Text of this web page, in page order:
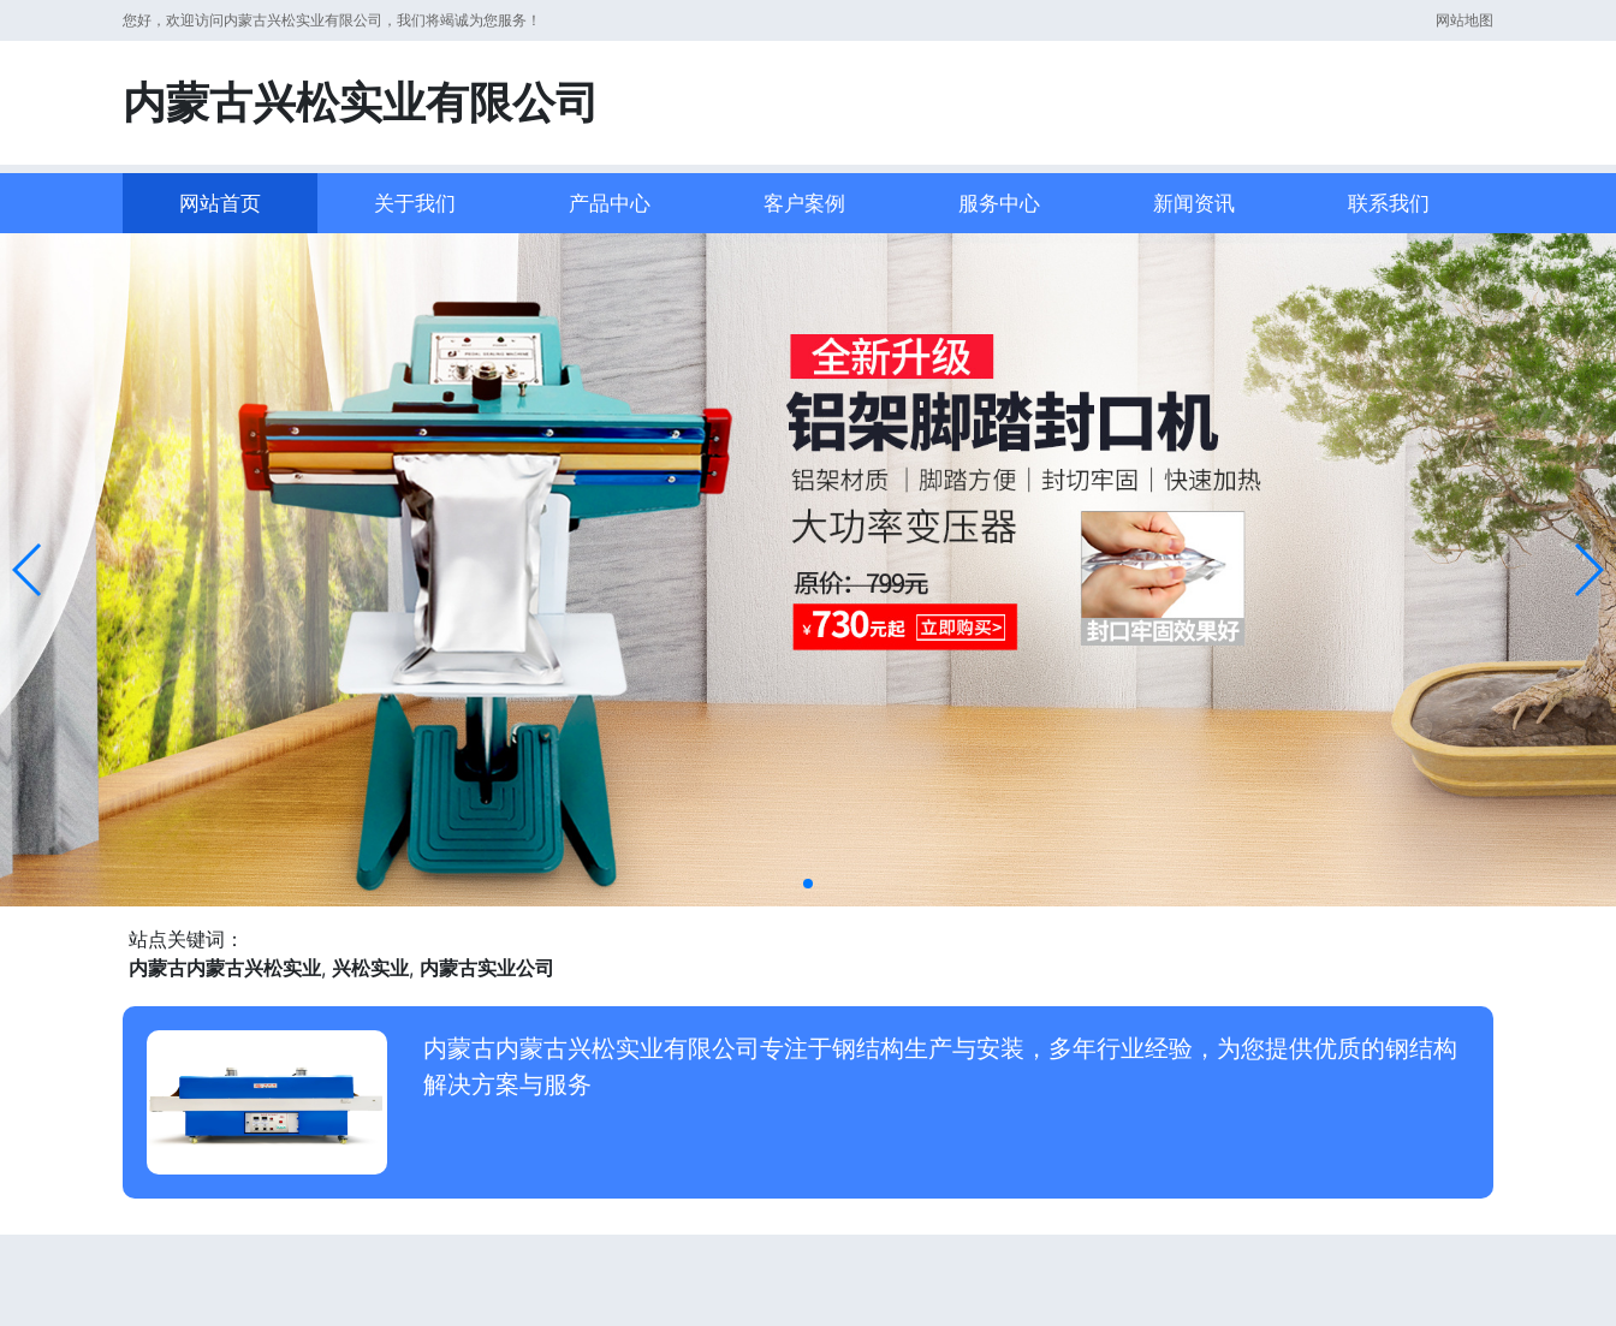
您好，欢迎访问内蒙古兴松实业有限公司，我们将竭诚为您服务！ 网站地图
内蒙古兴松实业有限公司
网站首页 关于我们 产品中心 客户案例 服务中心 新闻资讯 联系我们
站点关键词：
内蒙古内蒙古兴松实业, 兴松实业, 内蒙古实业公司
内蒙古内蒙古兴松实业有限公司专注于钢结构生产与安装，多年行业经验，为您提供优质的钢结构
解决方案与服务